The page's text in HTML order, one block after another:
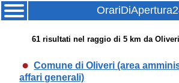
61risultati nel raggio di 5 km da Oliveri
Comune di Oliveri (area
affari generali)